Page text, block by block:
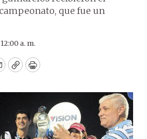
que fue un
a. m.
CopyPrint